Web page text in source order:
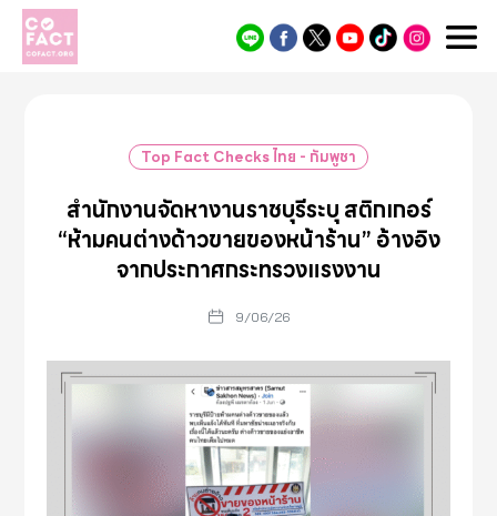
Cofact
Top Fact Checks ไทย - กัมพูชา
สำนักงานจัดหางานราชบุรีระบุ สติกเกอร์
“ห้ามคนต่างด้าวขายของหน้าร้าน” อ้างอิง
จากประกาศกระทรวงแรงงาน
9/06/26